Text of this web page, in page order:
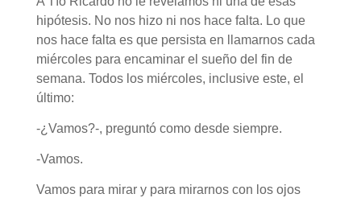
hipótesis. No nos hizo ni nos hace falta. Lo que
nos hace falta es que persista en llamarnos cada
miércoles para encaminar el sueño del fin de
semana. Todos los miércoles, inclusive este, el
último:
-¿Vamos?-, preguntó como desde siempre.
-Vamos.
Vamos para mirar y para mirarnos con los ojos